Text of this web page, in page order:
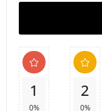
1
0%
2
0%